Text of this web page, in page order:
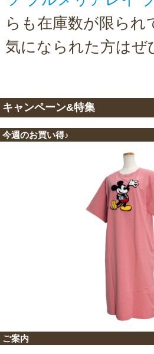
らも在庫数が限られ
気になられた方はぜ
キャンペーン&特集
今週のお買い得♪
ご案内